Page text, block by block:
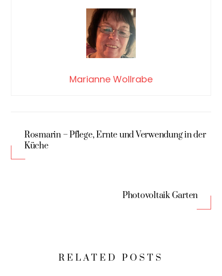
Marianne Wollrabe
Rosmarin – Pflege, Ernte und Verwendung in der
Küche
Photovoltaik Garten
RELATED POSTS